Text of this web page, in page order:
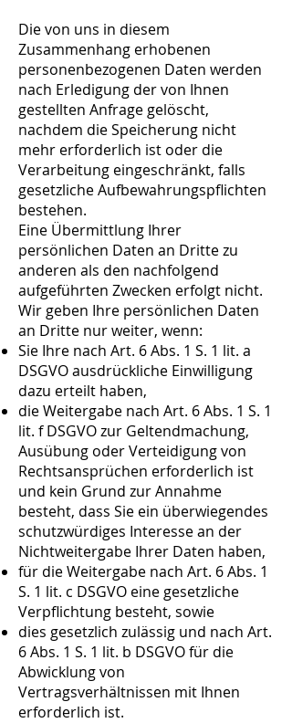
Die von uns in diesem
Zusammenhang erhobenen
personenbezogenen Daten werden
nach Erledigung der von Ihnen
gestellten Anfrage gelöscht,
nachdem die Speicherung nicht
mehr erforderlich ist oder die
Verarbeitung eingeschränkt, falls
gesetzliche Aufbewahrungspflichten
bestehen.
Eine Übermittlung Ihrer
persönlichen Daten an Dritte zu
anderen als den nachfolgend
aufgeführten Zwecken erfolgt nicht.
Wir geben Ihre persönlichen Daten
an Dritte nur weiter, wenn:
Sie Ihre nach Art. 6 Abs. 1 S. 1 lit. a
DSGVO ausdrückliche Einwilligung
dazu erteilt haben,
die Weitergabe nach Art. 6 Abs. 1 S. 1
lit. f DSGVO zur Geltendmachung,
Ausübung oder Verteidigung von
Rechtsansprüchen erforderlich ist
und kein Grund zur Annahme
besteht, dass Sie ein überwiegendes
schutzwürdiges Interesse an der
Nichtweitergabe Ihrer Daten haben,
für die Weitergabe nach Art. 6 Abs. 1
S. 1 lit. c DSGVO eine gesetzliche
Verpflichtung besteht, sowie
dies gesetzlich zulässig und nach Art.
6 Abs. 1 S. 1 lit. b DSGVO für die
Abwicklung von
Vertragsverhältnissen mit Ihnen
erforderlich ist.